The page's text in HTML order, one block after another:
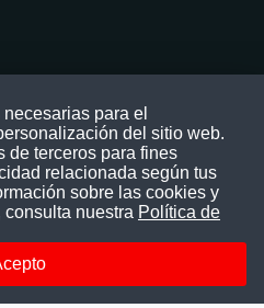
a través
correo:
para el
del sitio web.
de terceros para fines
relacionada según tus
sobre las cookies y
nuestra Política de